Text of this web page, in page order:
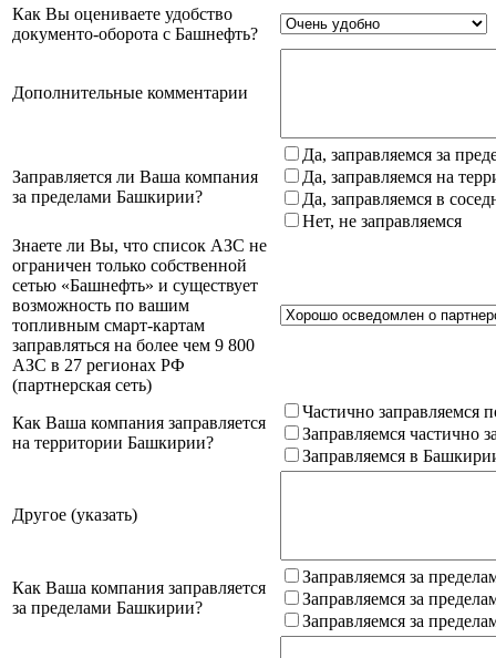
Как Вы оцениваете удобство
документо-оборота с Башнефть?
Дополнительные комментарии
Заправляется ли Ваша компания
за пределами Башкирии?
Да, заправляемся за
Да, заправляемся на
Да, заправляемся в
Нет, не заправляемся
Знаете ли Вы, что список АЗС не
ограничен только собственной
сетью «Башнефть» и существует
возможность по вашим
топливным смарт-картам
заправляться на более чем 9 800
АЗС в 27 регионах РФ
(партнерская сеть)
Как Ваша компания заправляется
на территории Башкирии?
Частично заправляемся
Заправляемся частично
Заправляемся в
Другое (указать)
Как Ваша компания заправляется
за пределами Башкирии?
Заправляемся за
Заправляемся за
Заправляемся за